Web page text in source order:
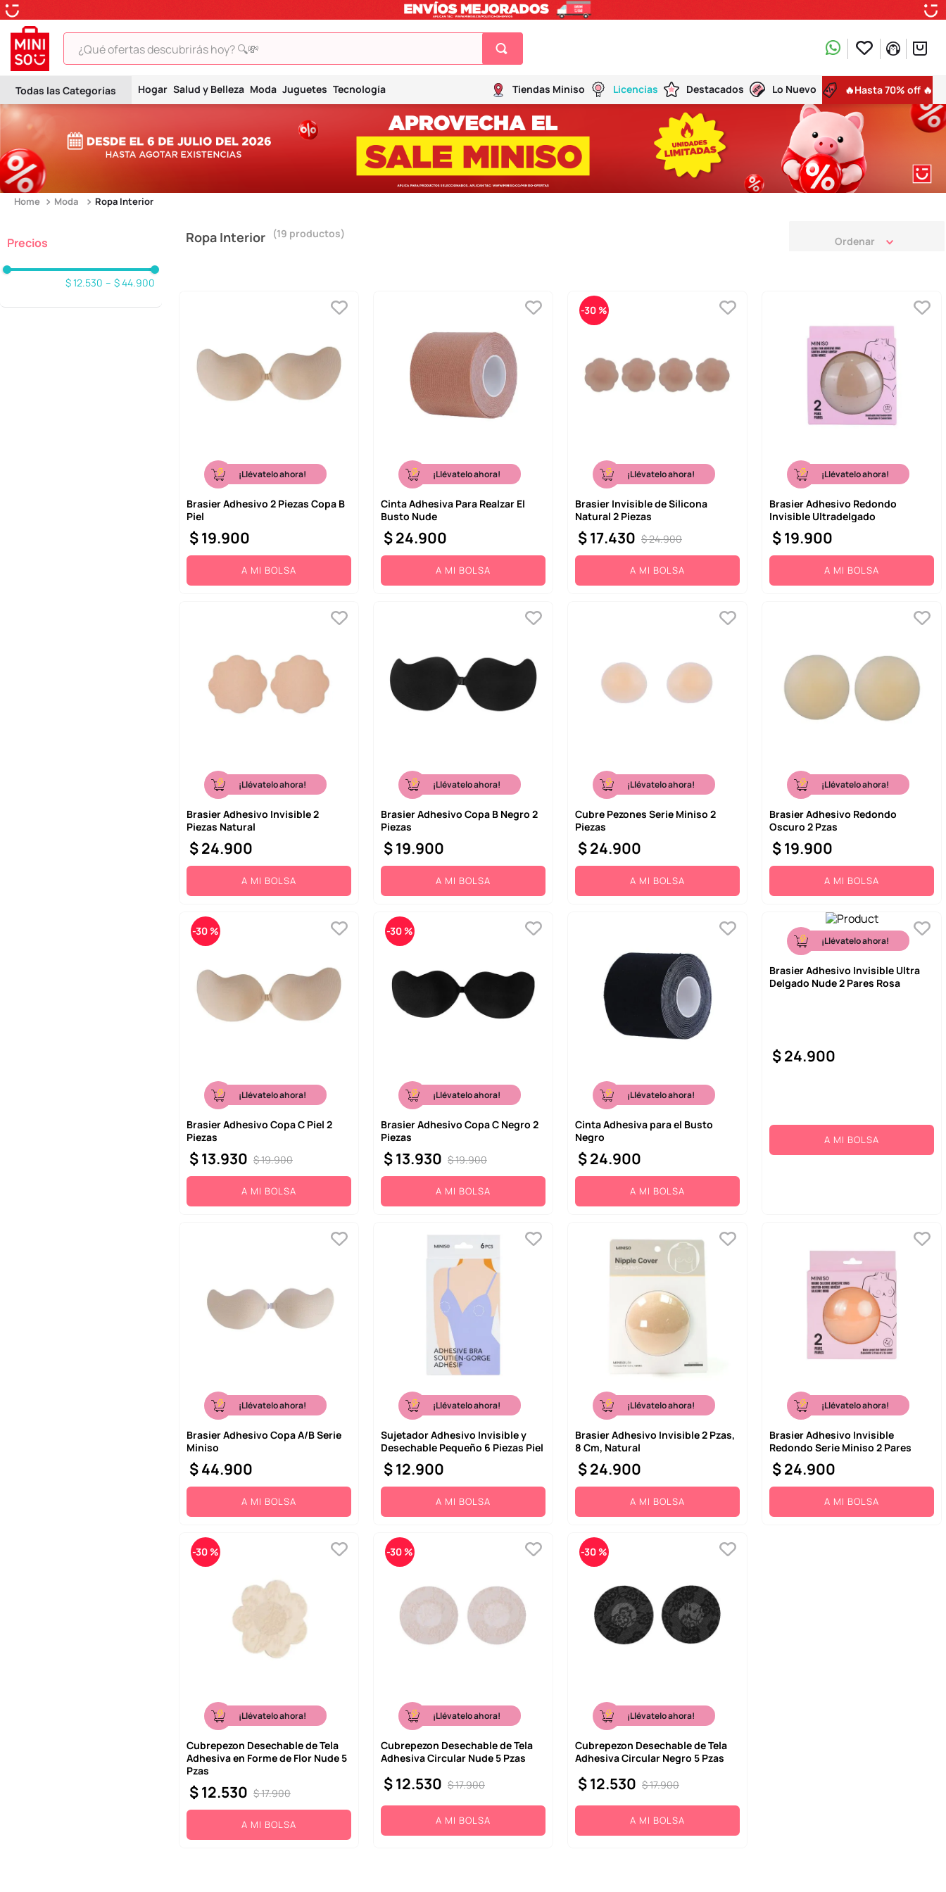
¿Qué ofertas descubrirás hoy? 🔍💸
Hogar Salud y Belleza Moda Juguetes Tecnología Tiendas Miniso Licencias Destacados Lo Nuevo 🔥Hasta 70% off 🔥
Moda Ropa Interior
$ 12.530 – $ 44.900
Ropa Interior 19 productos
¡Llévatelo ahora!
Brasier Adhesivo 2 Piezas Copa B
Piel
$19.900
A MI BOLSA
¡Llévatelo ahora!
Cinta Adhesiva Para Realzar El
Busto Nude
$24.900
A MI BOLSA
-30 %
¡Llévatelo ahora!
Brasier Invisible de Silicona
Natural 2 Piezas
$24.900
$17.430
A MI BOLSA
¡Llévatelo ahora!
Brasier Adhesivo Redondo
Invisible Ultradelgado
$19.900
A MI BOLSA
¡Llévatelo ahora!
Brasier Adhesivo Invisible 2
Piezas Natural
$24.900
A MI BOLSA
¡Llévatelo ahora!
Brasier Adhesivo Copa B Negro 2
Piezas
$19.900
A MI BOLSA
¡Llévatelo ahora!
Cubre Pezones Serie Miniso 2
Piezas
$24.900
A MI BOLSA
¡Llévatelo ahora!
Brasier Adhesivo Redondo
Oscuro 2 Pzas
$19.900
A MI BOLSA
-30 %
¡Llévatelo ahora!
Brasier Adhesivo Copa C Piel 2
Piezas
$19.900
$13.930
A MI BOLSA
-30 %
¡Llévatelo ahora!
Brasier Adhesivo Copa C Negro 2
Piezas
$19.900
$13.930
A MI BOLSA
¡Llévatelo ahora!
Cinta Adhesiva para el Busto
Negro
$24.900
A MI BOLSA
¡Llévatelo ahora!
Brasier Adhesivo Invisible Ultra
Delgado Nude 2 Pares Rosa
$24.900
A MI BOLSA
¡Llévatelo ahora!
Brasier Adhesivo Copa A/B Serie
Miniso
$44.900
A MI BOLSA
¡Llévatelo ahora!
Sujetador Adhesivo Invisible y
Desechable Pequeño 6 Piezas Piel
$12.900
A MI BOLSA
¡Llévatelo ahora!
Brasier Adhesivo Invisible 2 Pzas,
8 Cm, Natural
$24.900
A MI BOLSA
¡Llévatelo ahora!
Brasier Adhesivo Invisible
Redondo Serie Miniso 2 Pares
$24.900
A MI BOLSA
-30 %
¡Llévatelo ahora!
Cubrepezon Desechable de Tela
Adhesiva en Forme de Flor Nude 5
Pzas
$17.900
$12.530
A MI BOLSA
-30 %
¡Llévatelo ahora!
Cubrepezon Desechable de Tela
Adhesiva Circular Nude 5 Pzas
$17.900
$12.530
A MI BOLSA
-30 %
¡Llévatelo ahora!
Cubrepezon Desechable de Tela
Adhesiva Circular Negro 5 Pzas
$17.900
$12.530
A MI BOLSA
TÉRMINOS MÁS BUSCADOS
1.
peluche
3.
snoopy
5.
termo
8.
termos